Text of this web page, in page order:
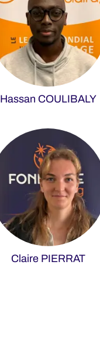
Hassan COULIBALY
Claire PIERRAT